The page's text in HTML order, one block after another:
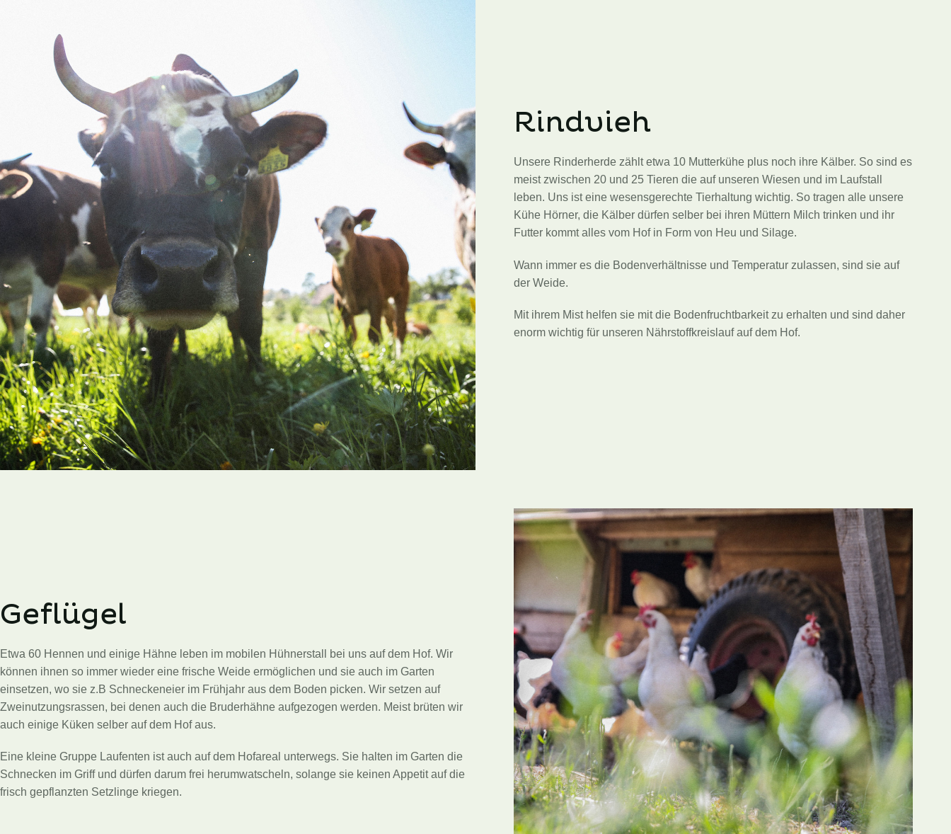
Rindvieh
Unsere Rinderherde zählt etwa 10 Mutterkühe plus noch ihre Kälber. So sind es
meist zwischen 20 und 25 Tieren die auf unseren Wiesen und im Laufstall
leben. Uns ist eine wesensgerechte Tierhaltung wichtig. So tragen alle unsere
Kühe Hörner, die Kälber dürfen selber bei ihren Müttern Milch trinken und ihr
Futter kommt alles vom Hof in Form von Heu und Silage.
Wann immer es die Bodenverhältnisse und Temperatur zulassen, sind sie auf
der Weide.
Mit ihrem Mist helfen sie mit die Bodenfruchtbarkeit zu erhalten und sind daher
enorm wichtig für unseren Nährstoffkreislauf auf dem Hof.
Geflügel
Etwa 60 Hennen und einige Hähne leben im mobilen Hühnerstall bei uns auf dem Hof. Wir
können ihnen so immer wieder eine frische Weide ermöglichen und sie auch im Garten
einsetzen, wo sie z.B Schneckeneier im Frühjahr aus dem Boden picken. Wir setzen auf
Zweinutzungsrassen, bei denen auch die Bruderhähne aufgezogen werden. Meist brüten wir
auch einige Küken selber auf dem Hof aus.
Eine kleine Gruppe Laufenten ist auch auf dem Hofareal unterwegs. Sie halten im Garten die
Schnecken im Griff und dürfen darum frei herumwatscheln, solange sie keinen Appetit auf die
frisch gepflanzten Setzlinge kriegen.